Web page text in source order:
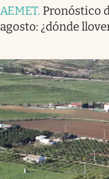
AEMET. Pronóstico
agosto: ¿dónde